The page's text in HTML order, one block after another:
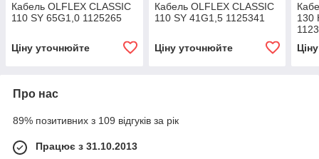
Кабель OLFLEX CLASSIC
110 SY 65G1,0 1125265
Ціну уточнюйте
Кабель OLFLEX CLASSIC
110 SY 41G1,5 1125341
Ціну уточнюйте
130
Про нас
89% позитивних з 109 відгуків за рік
Працює з 31.10.2013